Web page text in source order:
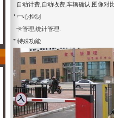
自动计费,自动收费,车辆确认,图像对
* 中心控制
卡管理,统计管理.
* 特殊功能